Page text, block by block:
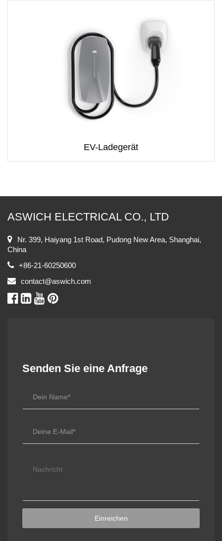
EV-Ladegerät
ASWICH ELECTRICAL CO., LTD
Nr. 399, Haiyang 1st Road, Pudong New Area, Shanghai,
China
+86-21-60250600
contact@aswich.com
Senden Sie eine Anfrage
Einreichen